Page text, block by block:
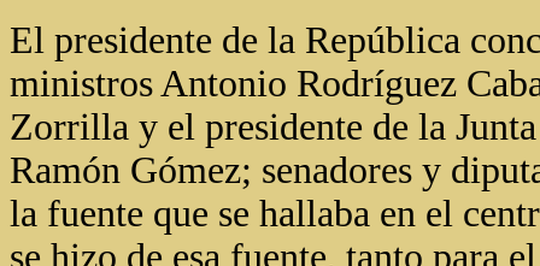
El presidente de la República
ministros Antonio Rodríguez
Zorrilla y el presidente de la
Ramón Gómez; senadores y
la fuente que se hallaba en el
se hizo de esa fuente, tanto para